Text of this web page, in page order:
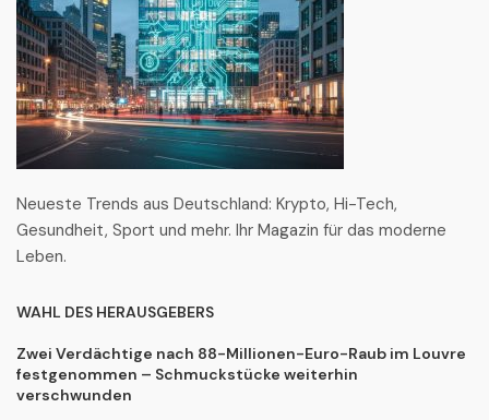
Neueste Trends aus Deutschland: Krypto, Hi-Tech,
Gesundheit, Sport und mehr. Ihr Magazin für das moderne
Leben.
WAHL DES HERAUSGEBERS
Zwei Verdächtige nach 88-Millionen-Euro-Raub im Louvre
festgenommen – Schmuckstücke weiterhin
verschwunden